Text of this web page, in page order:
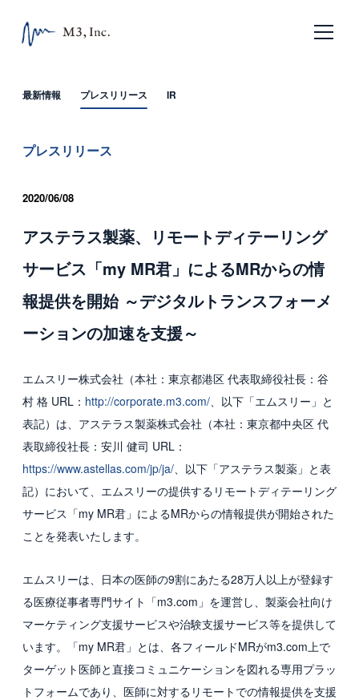
会社概要
沿革
国内グループ会社
海外グループ会社
利用者の声
投資家情報・プレスリリース
IR
ESGへの取り組み
ガバナンス
社会
最新情報 プレスリリース IR
プレスリリース
2020/06/08
アステラス製薬、リモートディテーリング
サービス「my MR君」によるMRからの情
報提供を開始 ～デジタルトランスフォーメ
ーションの加速を支援～
エムスリー株式会社（本社：東京都港区 代表取締役社長：谷
村 格 URL： http://corporate.m3.com/、以下「エムスリー」と
表記）は、アステラス製薬株式会社（本社：東京都中央区 代
表取締役社長：安川 健司 URL：
https://www.astellas.com/jp/ja/、以下「アステラス製薬」と表
記）において、エムスリーの提供するリモートディテーリング
サービス「my MR君」によるMRからの情報提供が開始された
ことを発表いたします。
エムスリーは、日本の医師の9割にあたる28万人以上が登録す
る医療従事者専門サイト「m3.com」を運営し、製薬会社向け
マーケティング支援サービスや治験支援サービス等を提供して
います。「my MR君」とは、各フィールドMRがm3.com上で
ターゲット医師と直接コミュニケーションを図れる専用プラッ
トフォームであり、医師に対するリモートでの情報提供を支援